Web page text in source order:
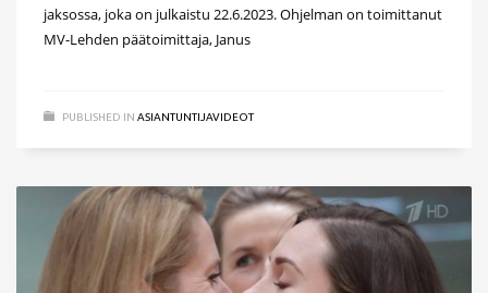
jaksossa, joka on julkaistu 22.6.2023. Ohjelman on toimittanut
MV-Lehden päätoimittaja, Janus
PUBLISHED IN ASIANTUNTIJAVIDEOT